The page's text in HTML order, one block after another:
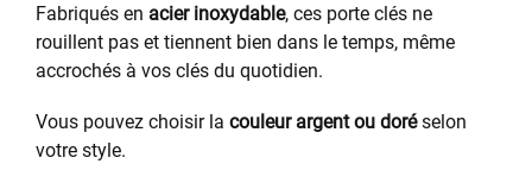
Fabriqués en acier inoxydable, ces porte clés ne
rouillent pas et tiennent bien dans le temps, même
accrochés à vos clés du quotidien.
Vous pouvez choisir la couleur argent ou doréselon
votre style.